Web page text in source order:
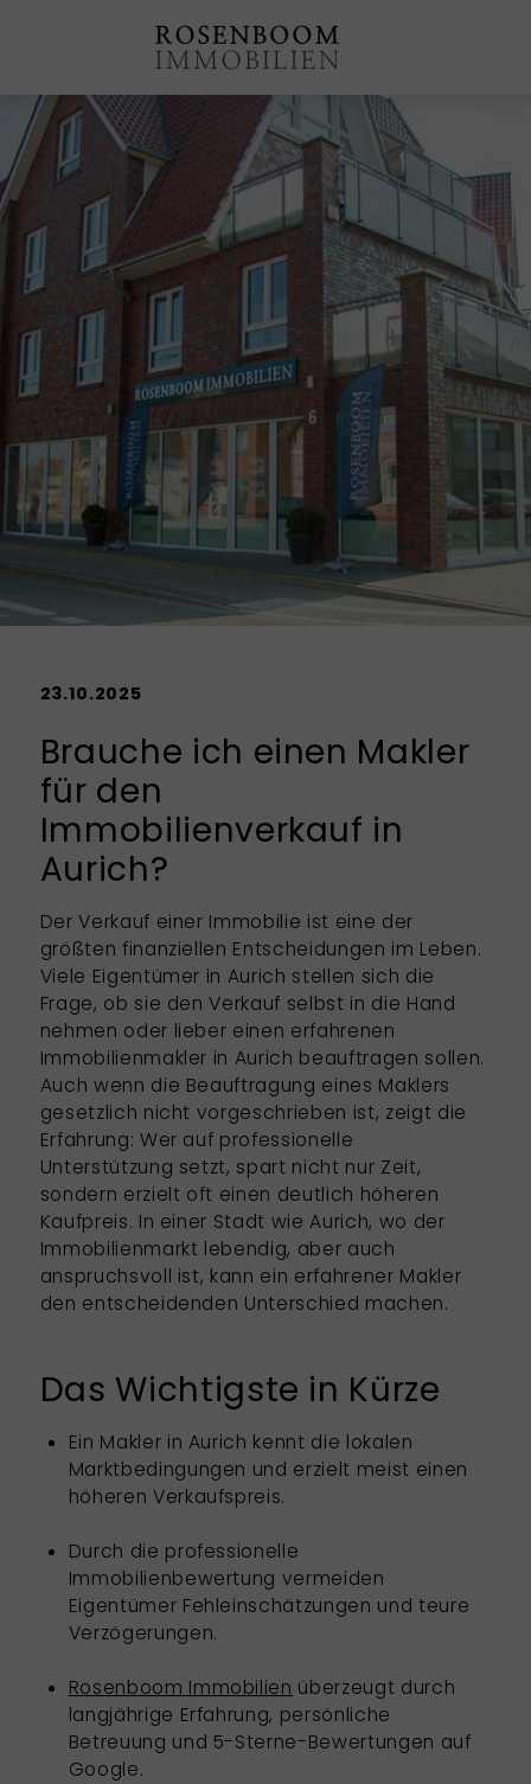
23.10.2025
Brauche ich einen Makler
für den
Immobilienverkauf in
Aurich?
Der Verkauf einer Immobilie ist eine der
größten finanziellen Entscheidungen im Leben.
Viele Eigentümer in Aurich stellen sich die
Frage, ob sie den Verkauf selbst in die Hand
nehmen oder lieber einen erfahrenen
Immobilienmakler in Aurich beauftragen sollen.
Auch wenn die Beauftragung eines Maklers
gesetzlich nicht vorgeschrieben ist, zeigt die
Erfahrung: Wer auf professionelle
Unterstützung setzt, spart nicht nur Zeit,
sondern erzielt oft einen deutlich höheren
Kaufpreis. In einer Stadt wie Aurich, wo der
Immobilienmarkt lebendig, aber auch
anspruchsvoll ist, kann ein erfahrener Makler
den entscheidenden Unterschied machen.
Das Wichtigste in Kürze
Ein Makler in Aurich kennt die lokalen
Marktbedingungen und erzielt meist einen
höheren Verkaufspreis.
Durch die professionelle
Immobilienbewertung vermeiden
Eigentümer Fehleinschätzungen und teure
Verzögerungen.
Rosenboom Immobilien überzeugt durch
langjährige Erfahrung, persönliche
Betreuung und 5-Sterne-Bewertungen auf
Google.